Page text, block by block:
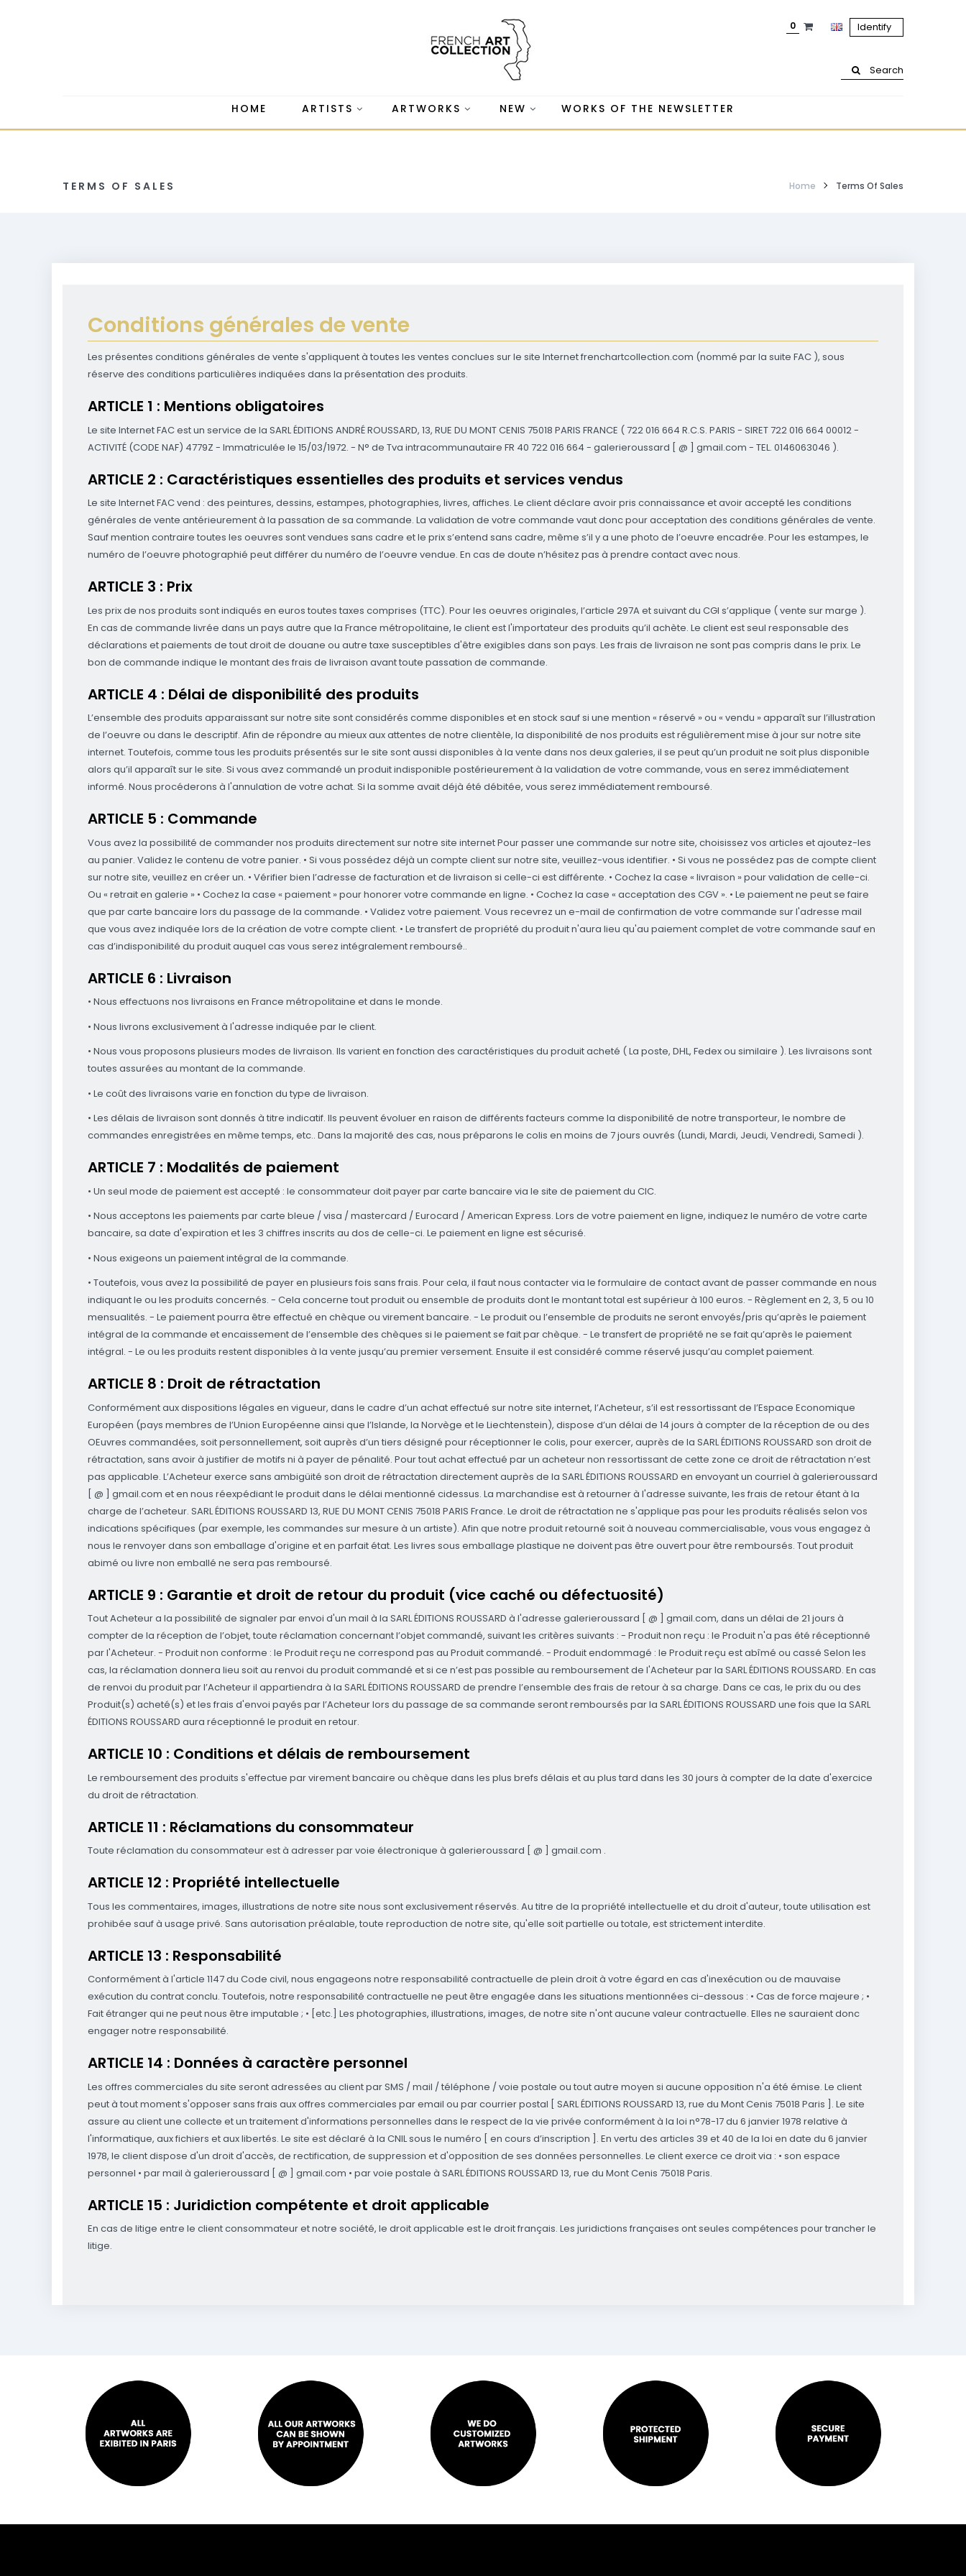
Identify
0
Search
HOME ARTISTS ARTWORKS NEW WORKS OF THE NEWSLETTER
TERMS OF SALES Home Terms Of Sales
Conditions générales de vente
Les présentes conditions générales de vente s'appliquent à toutes les ventes conclues sur le site Internet frenchartcollection.com (nommé par la suite FAC ), sous
réserve des conditions particulières indiquées dans la présentation des produits.
ARTICLE 1 : Mentions obligatoires
Le site Internet FAC est un service de la SARL ÉDITIONS ANDRÉ ROUSSARD, 13, RUE DU MONT CENIS 75018 PARIS FRANCE ( 722 016 664 R.C.S. PARIS - SIRET 722 016 664 00012 -
ACTIVITÉ (CODE NAF) 4779Z - Immatriculée le 15/03/1972. - N° de Tva intracommunautaire FR 40 722 016 664 - galerieroussard [ @ ] gmail.com - TEL. 0146063046 ).
ARTICLE 2 : Caractéristiques essentielles des produits et services vendus
Le site Internet FAC vend : des peintures, dessins, estampes, photographies, livres, affiches. Le client déclare avoir pris connaissance et avoir accepté les conditions
générales de vente antérieurement à la passation de sa commande. La validation de votre commande vaut donc pour acceptation des conditions générales de vente.
Sauf mention contraire toutes les oeuvres sont vendues sans cadre et le prix s’entend sans cadre, même s’il y a une photo de l’oeuvre encadrée. Pour les estampes, le
numéro de l’oeuvre photographié peut différer du numéro de l’oeuvre vendue. En cas de doute n’hésitez pas à prendre contact avec nous.
ARTICLE 3 : Prix
Les prix de nos produits sont indiqués en euros toutes taxes comprises (TTC). Pour les oeuvres originales, l’article 297A et suivant du CGI s’applique ( vente sur marge ).
En cas de commande livrée dans un pays autre que la France métropolitaine, le client est l'importateur des produits qu’il achète. Le client est seul responsable des
déclarations et paiements de tout droit de douane ou autre taxe susceptibles d'être exigibles dans son pays. Les frais de livraison ne sont pas compris dans le prix. Le
bon de commande indique le montant des frais de livraison avant toute passation de commande.
ARTICLE 4 : Délai de disponibilité des produits
L’ensemble des produits apparaissant sur notre site sont considérés comme disponibles et en stock sauf si une mention « réservé » ou « vendu » apparaît sur l’illustration
de l’oeuvre ou dans le descriptif. Afin de répondre au mieux aux attentes de notre clientèle, la disponibilité de nos produits est régulièrement mise à jour sur notre site
internet. Toutefois, comme tous les produits présentés sur le site sont aussi disponibles à la vente dans nos deux galeries, il se peut qu’un produit ne soit plus disponible
alors qu’il apparaît sur le site. Si vous avez commandé un produit indisponible postérieurement à la validation de votre commande, vous en serez immédiatement
informé. Nous procéderons à l'annulation de votre achat. Si la somme avait déjà été débitée, vous serez immédiatement remboursé.
ARTICLE 5 : Commande
Vous avez la possibilité de commander nos produits directement sur notre site internet Pour passer une commande sur notre site, choisissez vos articles et ajoutez-les
au panier. Validez le contenu de votre panier. • Si vous possédez déjà un compte client sur notre site, veuillez-vous identifier. • Si vous ne possédez pas de compte client
sur notre site, veuillez en créer un. • Vérifier bien l’adresse de facturation et de livraison si celle-ci est différente. • Cochez la case « livraison » pour validation de celle-ci.
Ou « retrait en galerie » • Cochez la case « paiement » pour honorer votre commande en ligne. • Cochez la case « acceptation des CGV ». • Le paiement ne peut se faire
que par carte bancaire lors du passage de la commande. • Validez votre paiement. Vous recevrez un e-mail de confirmation de votre commande sur l'adresse mail
que vous avez indiquée lors de la création de votre compte client. • Le transfert de propriété du produit n'aura lieu qu'au paiement complet de votre commande sauf en
cas d’indisponibilité du produit auquel cas vous serez intégralement remboursé..
ARTICLE 6 : Livraison
• Nous effectuons nos livraisons en France métropolitaine et dans le monde.
• Nous livrons exclusivement à l'adresse indiquée par le client.
• Nous vous proposons plusieurs modes de livraison. Ils varient en fonction des caractéristiques du produit acheté ( La poste, DHL, Fedex ou similaire ). Les livraisons sont
toutes assurées au montant de la commande.
• Le coût des livraisons varie en fonction du type de livraison.
• Les délais de livraison sont donnés à titre indicatif. Ils peuvent évoluer en raison de différents facteurs comme la disponibilité de notre transporteur, le nombre de
commandes enregistrées en même temps, etc.. Dans la majorité des cas, nous préparons le colis en moins de 7 jours ouvrés (Lundi, Mardi, Jeudi, Vendredi, Samedi ).
ARTICLE 7 : Modalités de paiement
• Un seul mode de paiement est accepté : le consommateur doit payer par carte bancaire via le site de paiement du CIC.
• Nous acceptons les paiements par carte bleue / visa / mastercard / Eurocard / American Express. Lors de votre paiement en ligne, indiquez le numéro de votre carte
bancaire, sa date d'expiration et les 3 chiffres inscrits au dos de celle-ci. Le paiement en ligne est sécurisé.
• Nous exigeons un paiement intégral de la commande.
• Toutefois, vous avez la possibilité de payer en plusieurs fois sans frais. Pour cela, il faut nous contacter via le formulaire de contact avant de passer commande en nous
indiquant le ou les produits concernés. - Cela concerne tout produit ou ensemble de produits dont le montant total est supérieur à 100 euros. - Règlement en 2, 3, 5 ou 10
mensualités. - Le paiement pourra être effectué en chèque ou virement bancaire. - Le produit ou l’ensemble de produits ne seront envoyés/pris qu’après le paiement
intégral de la commande et encaissement de l’ensemble des chèques si le paiement se fait par chèque. - Le transfert de propriété ne se fait qu’après le paiement
intégral. - Le ou les produits restent disponibles à la vente jusqu’au premier versement. Ensuite il est considéré comme réservé jusqu’au complet paiement.
ARTICLE 8 : Droit de rétractation
Conformément aux dispositions légales en vigueur, dans le cadre d’un achat effectué sur notre site internet, l’Acheteur, s’il est ressortissant de l’Espace Economique
Européen (pays membres de l’Union Européenne ainsi que l’Islande, la Norvège et le Liechtenstein), dispose d’un délai de 14 jours à compter de la réception de ou des
OEuvres commandées, soit personnellement, soit auprès d’un tiers désigné pour réceptionner le colis, pour exercer, auprès de la SARL ÉDITIONS ROUSSARD son droit de
rétractation, sans avoir à justifier de motifs ni à payer de pénalité. Pour tout achat effectué par un acheteur non ressortissant de cette zone ce droit de rétractation n’est
pas applicable. L’Acheteur exerce sans ambigüité son droit de rétractation directement auprès de la SARL ÉDITIONS ROUSSARD en envoyant un courriel à galerieroussard
[ @ ] gmail.com et en nous réexpédiant le produit dans le délai mentionné cidessus. La marchandise est à retourner à l'adresse suivante, les frais de retour étant à la
charge de l’acheteur. SARL ÉDITIONS ROUSSARD 13, RUE DU MONT CENIS 75018 PARIS France. Le droit de rétractation ne s'applique pas pour les produits réalisés selon vos
indications spécifiques (par exemple, les commandes sur mesure à un artiste). Afin que notre produit retourné soit à nouveau commercialisable, vous vous engagez à
nous le renvoyer dans son emballage d'origine et en parfait état. Les livres sous emballage plastique ne doivent pas être ouvert pour être remboursés. Tout produit
abimé ou livre non emballé ne sera pas remboursé.
ARTICLE 9 : Garantie et droit de retour du produit (vice caché ou défectuosité)
Tout Acheteur a la possibilité de signaler par envoi d'un mail à la SARL ÉDITIONS ROUSSARD à l'adresse galerieroussard [ @ ] gmail.com, dans un délai de 21 jours à
compter de la réception de l’objet, toute réclamation concernant l’objet commandé, suivant les critères suivants : - Produit non reçu : le Produit n'a pas été réceptionné
par l'Acheteur. - Produit non conforme : le Produit reçu ne correspond pas au Produit commandé. - Produit endommagé : le Produit reçu est abîmé ou cassé Selon les
cas, la réclamation donnera lieu soit au renvoi du produit commandé et si ce n’est pas possible au remboursement de l'Acheteur par la SARL ÉDITIONS ROUSSARD. En cas
de renvoi du produit par l’Acheteur il appartiendra à la SARL ÉDITIONS ROUSSARD de prendre l’ensemble des frais de retour à sa charge. Dans ce cas, le prix du ou des
Produit(s) acheté(s) et les frais d'envoi payés par l’Acheteur lors du passage de sa commande seront remboursés par la SARL ÉDITIONS ROUSSARD une fois que la SARL
ÉDITIONS ROUSSARD aura réceptionné le produit en retour.
ARTICLE 10 : Conditions et délais de remboursement
Le remboursement des produits s'effectue par virement bancaire ou chèque dans les plus brefs délais et au plus tard dans les 30 jours à compter de la date d'exercice
du droit de rétractation.
ARTICLE 11 : Réclamations du consommateur
Toute réclamation du consommateur est à adresser par voie électronique à galerieroussard [ @ ] gmail.com .
ARTICLE 12 : Propriété intellectuelle
Tous les commentaires, images, illustrations de notre site nous sont exclusivement réservés. Au titre de la propriété intellectuelle et du droit d'auteur, toute utilisation est
prohibée sauf à usage privé. Sans autorisation préalable, toute reproduction de notre site, qu'elle soit partielle ou totale, est strictement interdite.
ARTICLE 13 : Responsabilité
Conformément à l'article 1147 du Code civil, nous engageons notre responsabilité contractuelle de plein droit à votre égard en cas d'inexécution ou de mauvaise
exécution du contrat conclu. Toutefois, notre responsabilité contractuelle ne peut être engagée dans les situations mentionnées ci-dessous : • Cas de force majeure ; •
Fait étranger qui ne peut nous être imputable ; • [etc.] Les photographies, illustrations, images, de notre site n'ont aucune valeur contractuelle. Elles ne sauraient donc
engager notre responsabilité.
ARTICLE 14 : Données à caractère personnel
Les offres commerciales du site seront adressées au client par SMS / mail / téléphone / voie postale ou tout autre moyen si aucune opposition n'a été émise. Le client
peut à tout moment s'opposer sans frais aux offres commerciales par email ou par courrier postal [ SARL ÉDITIONS ROUSSARD 13, rue du Mont Cenis 75018 Paris ]. Le site
assure au client une collecte et un traitement d'informations personnelles dans le respect de la vie privée conformément à la loi n°78-17 du 6 janvier 1978 relative à
l'informatique, aux fichiers et aux libertés. Le site est déclaré à la CNIL sous le numéro [ en cours d’inscription ]. En vertu des articles 39 et 40 de la loi en date du 6 janvier
1978, le client dispose d'un droit d'accès, de rectification, de suppression et d'opposition de ses données personnelles. Le client exerce ce droit via : • son espace
personnel • par mail à galerieroussard [ @ ] gmail.com • par voie postale à SARL ÉDITIONS ROUSSARD 13, rue du Mont Cenis 75018 Paris.
ARTICLE 15 : Juridiction compétente et droit applicable
En cas de litige entre le client consommateur et notre société, le droit applicable est le droit français. Les juridictions françaises ont seules compétences pour trancher le
litige.